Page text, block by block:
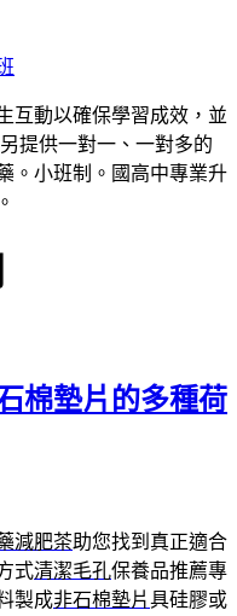
互動以確保學習成效，並
提供一對一、一對多的
。小班制。國高中專業升
棉墊片的多種荷
減肥茶助您找到真正適合
式清潔毛孔保養品推薦專
製成非石棉墊片具硅膠或